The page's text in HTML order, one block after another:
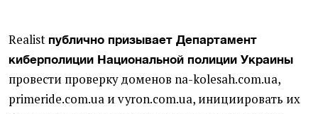
Realist публично призывает Департамент
киберполиции Национальной полиции Украины
провести проверку доменов na-kolesah.com.ua,
primeride.com.ua и vyron.com.ua, инициировать их